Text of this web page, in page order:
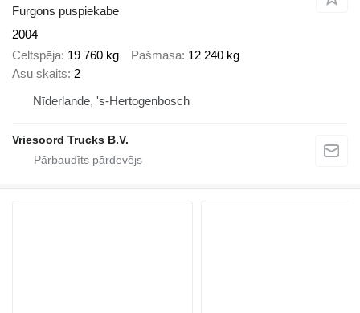
Furgons puspiekabe
2004
Celtspēja 19 760 kg Pašmasa 12 240 kg
Asu skaits 2
Nīderlande, 's-Hertogenbosch
Vriesoord Trucks B.V.